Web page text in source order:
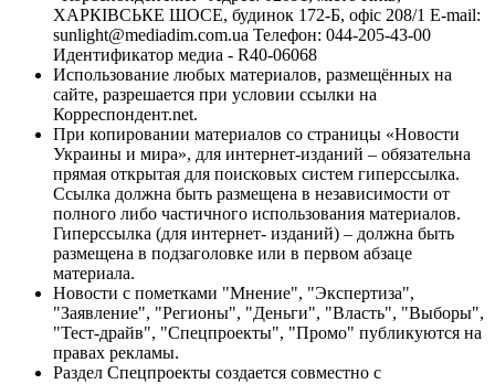
ХАРКІВСЬКЕ ШОСЕ, будинок 172-Б, офіс 208/1 E-mail:
sunlight@mediadim.com.ua Телефон: 044-205-43-00
Идентификатор медиа - R40-06068
Использование любых материалов, размещённых на
сайте, разрешается при условии ссылки на
Корреспондент.net.
При копировании материалов со страницы «Новости
Украины и мира», для интернет-изданий – обязательна
прямая открытая для поисковых систем гиперссылка.
Ссылка должна быть размещена в независимости от
полного либо частичного использования материалов.
Гиперссылка (для интернет- изданий) – должна быть
размещена в подзаголовке или в первом абзаце
материала.
Новости с пометками "Мнение", "Экспертиза",
"Заявление", "Регионы", "Деньги", "Власть", "Выборы",
"Тест-драйв", "Спецпроекты", "Промо" публикуются на
правах рекламы.
Раздел Спецпроекты создается совместно с